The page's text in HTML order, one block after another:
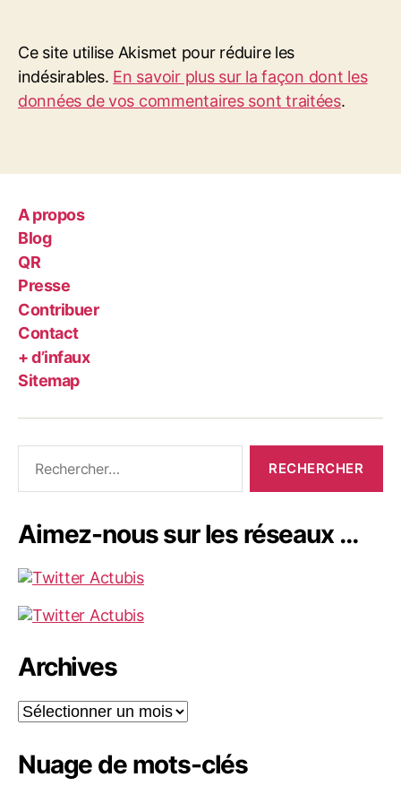
Ce site utilise Akismet pour réduire les
indésirables. En savoir plus sur la façon dont les
données de vos commentaires sont traitées.
A propos
Blog
QR
Presse
Contribuer
Contact
+ d’infaux
Sitemap
Aimez-nous sur les réseaux …
Archives
Archives
Nuage de mots-clés